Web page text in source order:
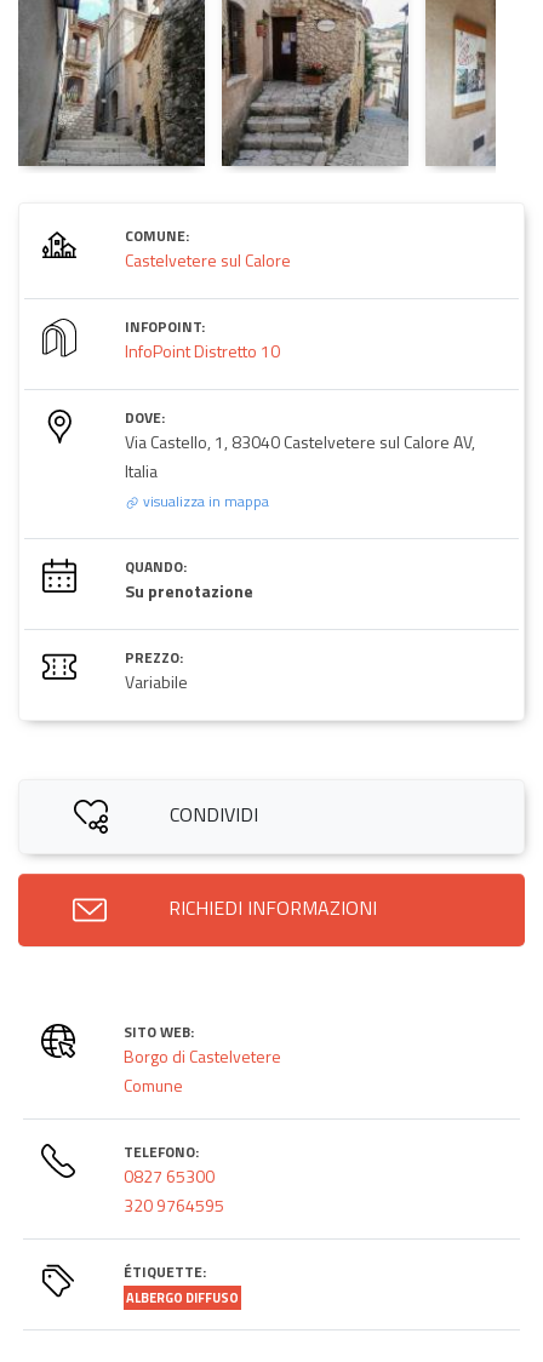
COMUNE:
Castelvetere sul Calore
INFOPOINT:
InfoPoint Distretto 10
DOVE:
Via Castello, 1, 83040 Castelvetere sul Calore AV,
Italia
visualizza in mappa
QUANDO:
Su prenotazione
PREZZO:
Variabile
CONDIVIDI
RICHIEDI INFORMAZIONI
SITO WEB:
Borgo di Castelvetere
Comune
TELEFONO:
0827 65300
320 9764595
ÉTIQUETTE:
ALBERGO DIFFUSO